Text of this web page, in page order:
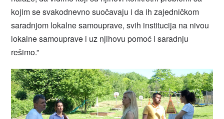
kojim se svakodnevno suočavaju i da ih zajedničkom
saradnjom lokalne samouprave, svih institucija na nivou
lokalne samouprave i uz njihovu pomoć i saradnju
rešimo.”